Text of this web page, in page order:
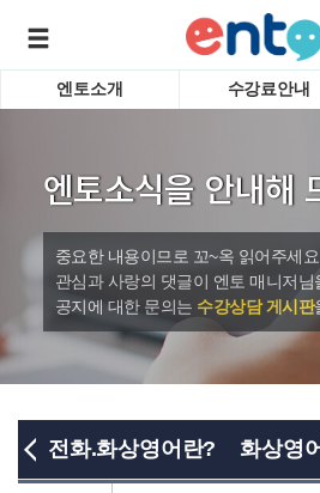
바로가기
엔토소개 수강료안내
엔토소식을 안내해
중요한 내용이므로 꼬~옥 읽어주세요.
관심과 사랑의 댓글이 엔토 매니저
공지에 대한 문의는 수강상담 게시판
전화.화상영어란? 화상영